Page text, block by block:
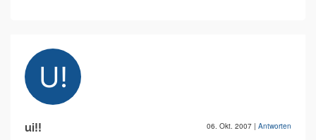
ui!! 06. Okt. 2007 | Antworten